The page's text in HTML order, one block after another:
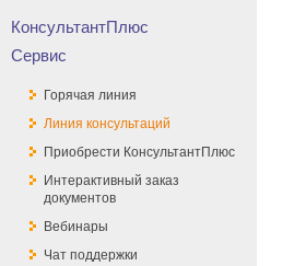
КонсультантПлюс
Сервис
Горячая линия
Линия консультаций
Приобрести КонсультантПлюс
Интерактивный заказ
документов
Вебинары
Чат поддержки